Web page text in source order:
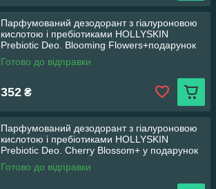
Парфумований дезодорант з гіалуроновою
кислотою і пребіотиками HOLLYSKIN
Prebiotic Deo. Blooming Flowers+подарунок
шиммер- спрей
Готово до відправки
352 ₴
Парфумований дезодорант з гіалуроновою
кислотою і пребіотиками HOLLYSKIN
Prebiotic Deo. Cherry Blossom+ у подарунок
шиммер спрей
Готово до відправки